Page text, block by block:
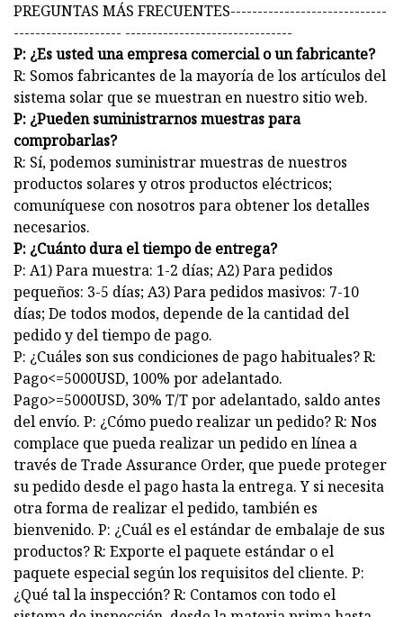
PREGUNTAS MÁS FRECUENTES-----------------------------
-------------------- -------------------------------
P: ¿Es usted una empresa comercial o un fabricante?
R: Somos fabricantes de la mayoría de los artículos del
sistema solar que se muestran en nuestro sitio web.
P: ¿Pueden suministrarnos muestras para
comprobarlas?
R: Sí, podemos suministrar muestras de nuestros
productos solares y otros productos eléctricos;
comuníquese con nosotros para obtener los detalles
necesarios.
P: ¿Cuánto dura el tiempo de entrega?
P: A1) Para muestra: 1-2 días; A2) Para pedidos
pequeños: 3-5 días; A3) Para pedidos masivos: 7-10
días; De todos modos, depende de la cantidad del
pedido y del tiempo de pago.
P: ¿Cuáles son sus condiciones de pago habituales? R:
Pago<=5000USD, 100% por adelantado.
Pago>=5000USD, 30% T/T por adelantado, saldo antes
del envío. P: ¿Cómo puedo realizar un pedido? R: Nos
complace que pueda realizar un pedido en línea a
través de Trade Assurance Order, que puede proteger
su pedido desde el pago hasta la entrega. Y si necesita
otra forma de realizar el pedido, también es
bienvenido. P: ¿Cuál es el estándar de embalaje de sus
productos? R: Exporte el paquete estándar o el
paquete especial según los requisitos del cliente. P:
¿Qué tal la inspección? R: Contamos con todo el